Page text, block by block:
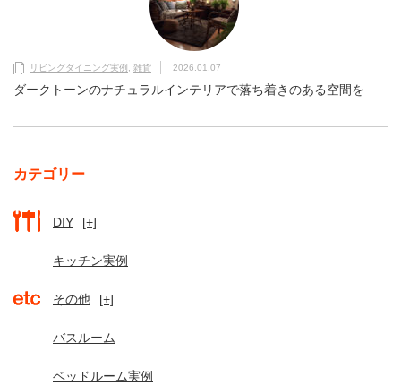
リビングダイニング実例 雑貨 2026.01.07
ダークトーンのナチュラルインテリアで落ち着きのある空間を
カテゴリー
DIY [+]
キッチン実例
その他 [+]
バスルーム
ベッドルーム実例